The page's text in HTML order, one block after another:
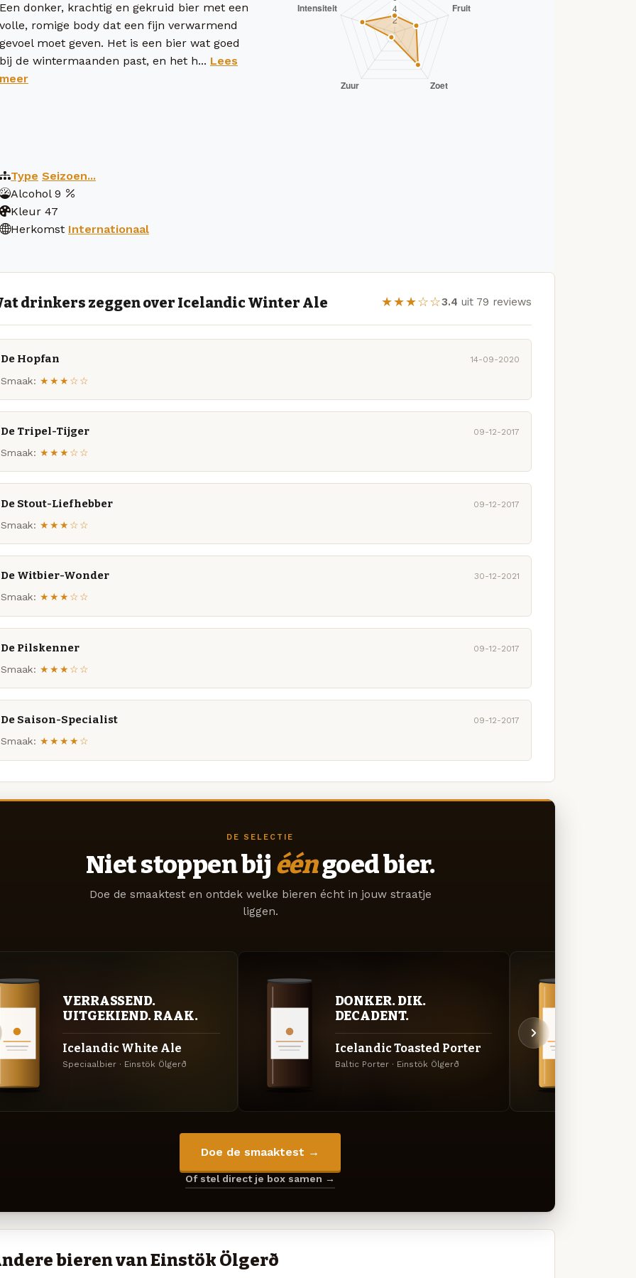
Een donker, krachtig en gekruid bier met een
volle, romige body dat een fijn verwarmend
gevoel moet geven. Het is een bier wat goed
bij de wintermaanden past, en het h... Lees
meer
Type Seizoen...
Alcohol 9
Kleur 47
Herkomst Internationaal
drinkers zeggen over Icelandic Winter Ale ★★★☆☆3.4 uit 79 reviews
De Hopfan 14-09-2020
Smaak: ★★★☆☆
De Tripel-Tijger 09-12-2017
Smaak: ★★★☆☆
De Stout-Liefhebber 09-12-2017
Smaak: ★★★☆☆
De Witbier-Wonder 30-12-2021
Smaak: ★★★☆☆
De Pilskenner 09-12-2017
Smaak: ★★★☆☆
De Saison-Specialist 09-12-2017
Smaak: ★★★★☆
DE SELECTIE
Niet stoppen bij ééngoed bier.
Doe de smaaktest en ontdek welke bieren écht in jouw straatje
liggen.
VERRASSEND.
UITGEKIEND. RAAK.
Icelandic White Ale
Speciaalbier · Einstök Ölgerð
DONKER. DIK.
DECADENT.
Icelandic Toasted Porter
Baltic Porter · Einstök Ölgerð
Doe de smaaktest →
Of stel direct je box samen →
bieren van Einstök Ölgerð